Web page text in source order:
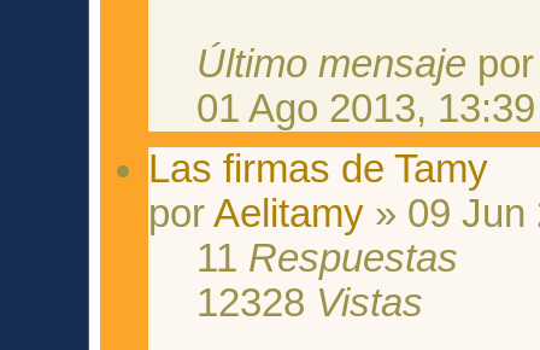
Último mensaje
01 Ago 2013, 13:39
Las firmas de Tamy
porAelitamy » 09 Jun
11 Respuestas
12328 Vistas